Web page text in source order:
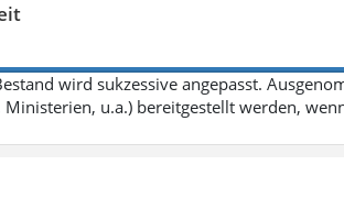
wird sukzessive angepasst.
Ministerien, u.a.) bereitgestellt werden,